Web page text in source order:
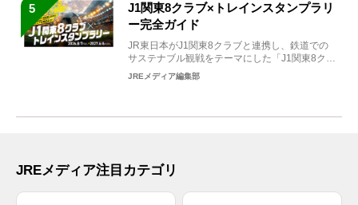
5
J1関東8クラブ×トレインスタンプラリ
ー完全ガイド
JR東日本がJ1関東8クラブと連携し、鉄道での
サステナブル観戦をテーマにした「J1関東8クラ
ブ×トレイン...
JREメディア編集部
JREメディア注目カテゴリ